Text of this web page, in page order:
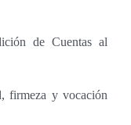
de Cuentas al
firmeza y vocación